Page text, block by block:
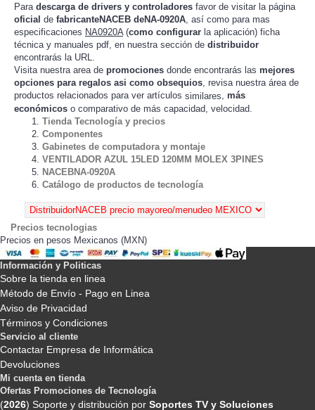
Para descarga de drivers y controladores favor de visitar la página
oficial de fabricanteNACEB deNA-0920A , así como para mas
especificaciones NA0920A (como configurar la aplicación) ficha
técnica y manuales pdf, en nuestra sección de distribuidor
encontrarás la URL.
Visita nuestra area de promociones donde encontrarás las mejores
opciones para regalos asi como obsequios, revisa nuestra área de
productos relacionados para ver artículos similares, más
económicos o comparativo de más capacidad, velocidad.
Tienda Tecnología y precios
Componentes
Gabinetes de computadora y montaje
VENTILADOR AZUL 15LED 120MM MOLEX 3PINES
NACEBNA-0920A
Catálogo de productos de tecnología
Precios tecnologias
Precios en pesos Mexicanos (MXN)
Información y Politicas
Sobre la tienda en linea
Método de Envío - Pago en Linea
Aviso de Privacidad
Términos y Condiciones
Servicio al cliente
Contactar Empresa de Informática
Devoluciones
Mi cuenta en tienda
Ofertas Promociones de Tecnología
(2026) Soporte y distribución por Soportes TV y Soluciones